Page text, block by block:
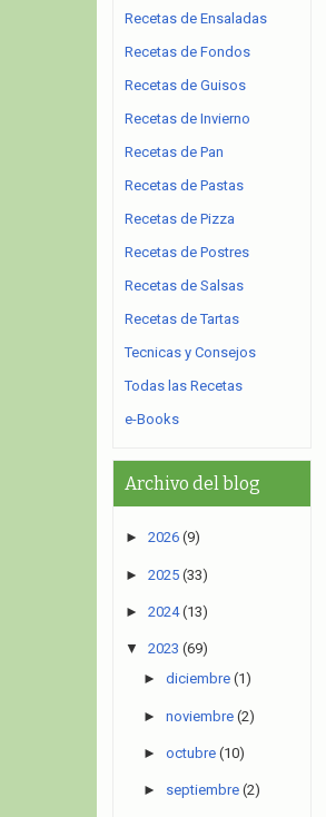
Recetas de Ensaladas
Recetas de Fondos
Recetas de Guisos
Recetas de Invierno
Recetas de Pan
Recetas de Pastas
Recetas de Pizza
Recetas de Postres
Recetas de Salsas
Recetas de Tartas
Tecnicas y Consejos
Todas las Recetas
e-Books
Archivo del blog
► 2026 (9)
► 2025 (33)
► 2024 (13)
▼ 2023 (69)
► diciembre (1)
► noviembre (2)
► octubre (10)
► septiembre (2)